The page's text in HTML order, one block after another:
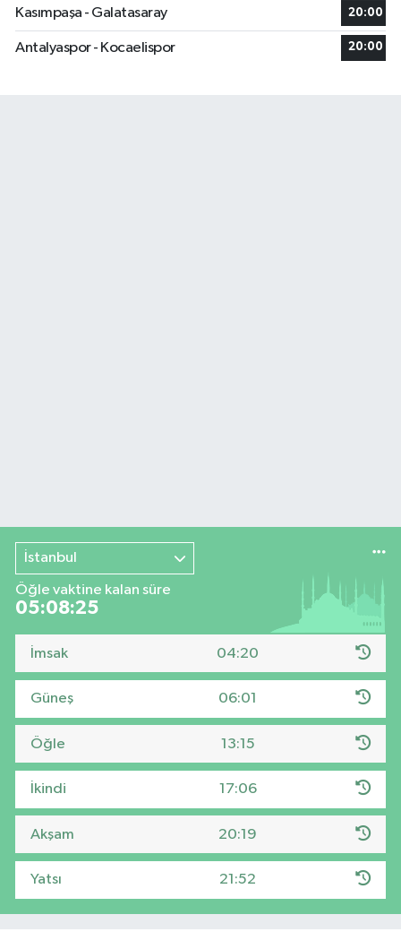
Kasımpaşa - Galatasaray 20:00
Antalyaspor - Kocaelispor 20:00
İstanbul
Öğle vaktine kalan süre
05:08:25
İmsak 04:20
Güneş 06:01
Öğle 13:15
İkindi 17:06
Akşam 20:19
Yatsı 21:52